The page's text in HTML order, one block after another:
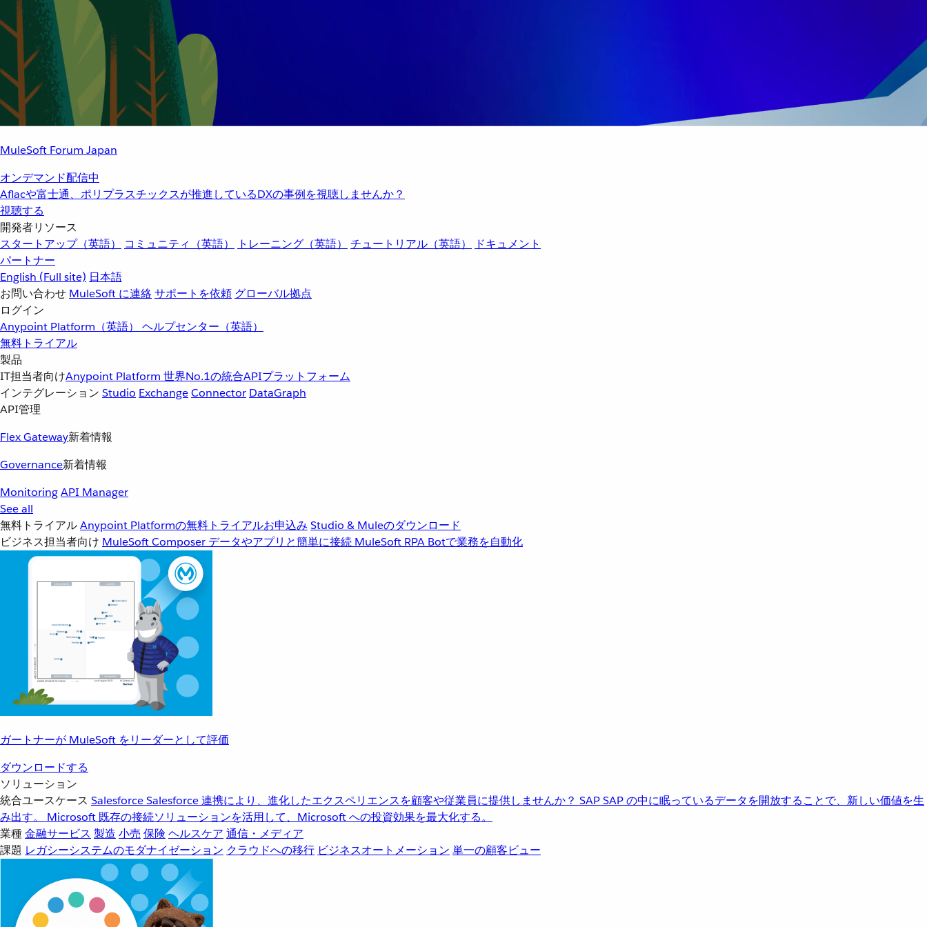
MuleSoft Forum Japan
オンデマンド配信中
Aflacや富士通、ポリプラスチックスが推進しているDXの事例を視聴しませんか？
視聴する
開発者リソース
スタートアップ（英語）
コミュニティ（英語） トレーニング（英語） チュートリアル（英語）
ドキュメント
パートナー
English (Full site) 日本語
お問い合わせ MuleSoft に連絡サポートを依頼 グローバル拠点
ログイン
Anypoint Platform（英語） ヘルプセンター（英語）
無料トライアル
製品
IT担当者向けAnypoint Platform 世界No.1の統合APIプラットフォーム
インテグレーション Studio ExchangeConnector DataGraph
API管理
Flex Gateway新着情報
Governance新着情報
MonitoringAPI Manager
See all
無料トライアルAnypoint Platformの無料トライアルお申込み Studio & Muleのダウンロード
ビジネス担当者向け MuleSoft Composer データやアプリと簡単に接続 MuleSoft RPA Botで業務を自動化
ガートナーが MuleSoft をリーダーとして評価
ダウンロードする
ソリューション
統合ユースケース SalesforceSalesforce 連携により、進化したエクスペリエンスを顧客や従業員に提供しませんか？ SAPSAP の中に眠っているデータを開放することで、新しい価値を生
み出す。
Microsoft 既存の接続ソリューションを活用して、Microsoft への投資効果を最大化する。
業種金融サービス 製造 小売 保険 ヘルスケア 通信・メディア
課題 レガシーシステムのモダナイゼーション クラウドへの移行 ビジネスオートメーション 単一の顧客ビュー